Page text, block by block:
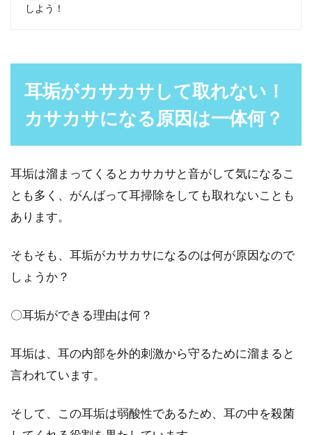
段々と衰えてきて、逆にお腹が出てきたことが
気になってしまう...
マスクの選び方！メガネの方なら曇
り止めスポンジつき製品を
風邪をひいた時や予防のほか、花粉症対策や
に…男性ホルモンが原因？
男性と女性を比較しても、一般的に男性の方が
しよう！
耳垢がカサカサして取れない！
カサカサになる原因は一体何？
耳垢は溜まってくるとカサカサと音がして気になるこ
とも多く、がんばって耳掃除をしても取れないことも
あります。
そもそも、耳垢がカサカサになるのは何が原因なので
しょうか？
〇耳垢ができる理由は何？
耳垢は、耳の内部を外的刺激から守るために溜まると
言われています。
そして、この耳垢は弱酸性であるため、耳の中を殺菌